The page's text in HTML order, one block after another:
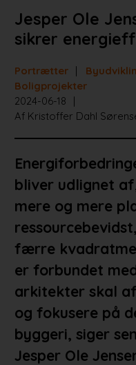
Jesper Ole
sikrer
Portrætter
Boligprojekter
2024-06-18
Af Kristoffer Dahl
bliver udlignet
mere og mere
færre
er forbundet
arkitekter skal
og fokusere på
byggeri, siger
Jesper Ole